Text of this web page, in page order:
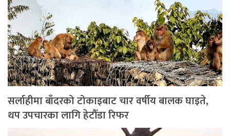
सर्लाहीमा बाँदरको टोकाइबाट चार वर्षीय बालक घाइते,
थप उपचारका लागि हेटौँडा रिफर